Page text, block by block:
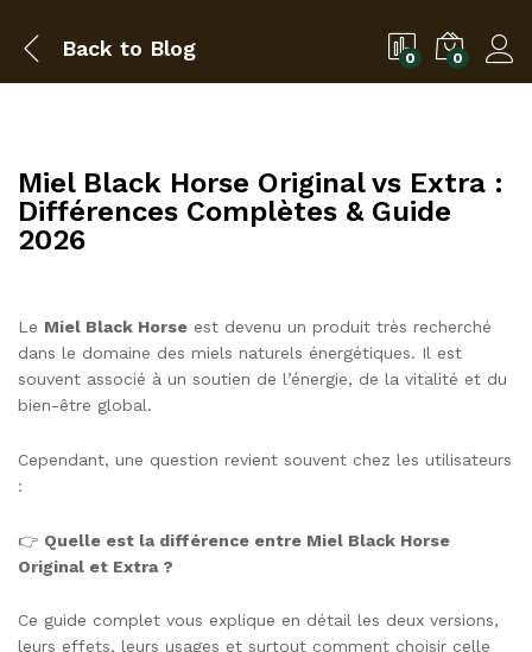
Back to Blog 0 0
Miel Black Horse Original vs Extra :
Différences Complètes & Guide
2026
Le Miel Black Horse est devenu un produit très recherché
dans le domaine des miels naturels énergétiques. Il est
souvent associé à un soutien de l’énergie, de la vitalité et du
bien-être global.
Cependant, une question revient souvent chez les utilisateurs
:
👉 Quelle est la différence entre Miel Black Horse
Original et Extra ?
Ce guide complet vous explique en détail les deux versions,
leurs effets, leurs usages et surtout comment choisir celle